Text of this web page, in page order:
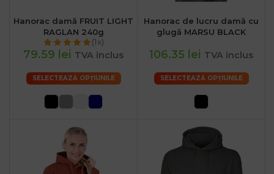
Hanorac damă FRUIT LIGHT
RAGLAN 240g
(1x)
79.59 lei TVA inclus
SELECTEAZĂ OPȚIUNILE
Hanorac de lucru damă cu
glugă MARSU BLACK
106.35 lei TVA inclus
SELECTEAZĂ OPȚIUNILE